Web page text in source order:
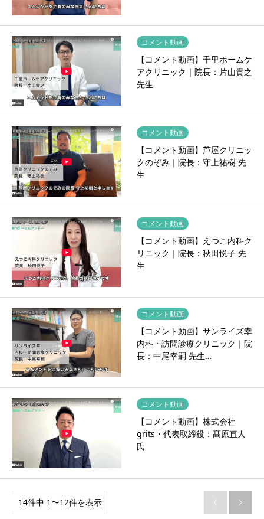
コメント動画
【コメント動画】千里ホームケ
アクリニック｜院長：片山貴之
先生
コメント動画
【コメント動画】芦屋クリニッ
クのぞみ｜院長：守上祐樹 先
生
コメント動画
【コメント動画】えつこ内科ク
リニック｜院長：秋田悦子 先
生
コメント動画
【コメント動画】サンライズ幸
内科・訪問診療クリニック｜院
長：中尾幸嗣 先生…
コメント動画
【コメント動画】株式会社
grits・代表取締役：髙原直人
氏
14件中 1〜12件を表示  